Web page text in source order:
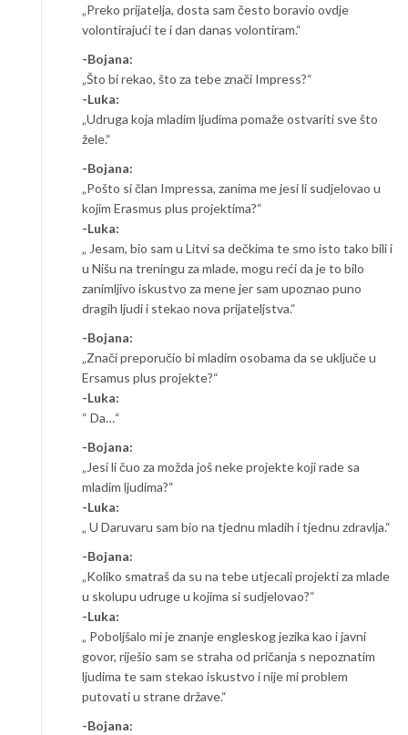
„Preko prijatelja, dosta sam često boravio ovdje
volontirajući te i dan danas volontiram.“
-Bojana:
„Što bi rekao, što za tebe znači Impress?“
-Luka:
„Udruga koja mladim ljudima pomaže ostvariti sve što
žele.“
-Bojana:
„Pošto si član Impressa, zanima me jesi li sudjelovao u
kojim Erasmus plus projektima?“
-Luka:
„ Jesam, bio sam u Litvi sa dečkima te smo isto tako bili i
u Nišu na treningu za mlade, mogu reći da je to bilo
zanimljivo iskustvo za mene jer sam upoznao puno
dragih ljudi i stekao nova prijateljstva.“
-Bojana:
„Znači preporučio bi mladim osobama da se uključe u
Ersamus plus projekte?“
-Luka:
“ Da…“
-Bojana:
„Jesi li čuo za možda još neke projekte koji rade sa
mladim ljudima?“
-Luka:
„ U Daruvaru sam bio na tjednu mladih i tjednu zdravlja.“
-Bojana:
„Koliko smatraš da su na tebe utjecali projekti za mlade
u skolupu udruge u kojima si sudjelovao?“
-Luka:
„ Poboljšalo mi je znanje engleskog jezika kao i javni
govor, riješio sam se straha od pričanja s nepoznatim
ljudima te sam stekao iskustvo i nije mi problem
putovati u strane države.“
-Bojana: